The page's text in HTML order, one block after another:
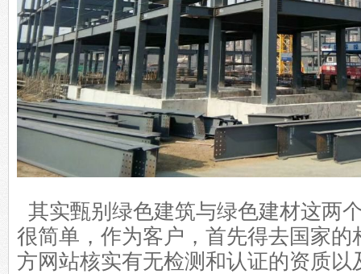
其实甄别绿色建筑与绿色建材这两
很简单，作为客户，首先得去国家的
方网站核实有无检测和认证的资质以